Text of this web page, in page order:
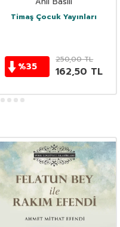
Timaş Çocuk Yayınları
%35
250,00TL
162,50 TL